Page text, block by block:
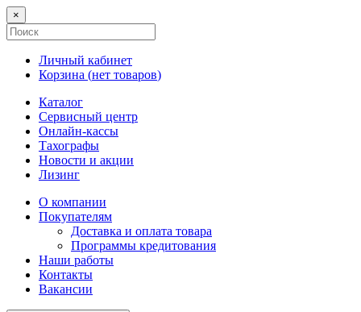
×
Личный кабинет
Корзина (нет товаров)
Каталог
Сервисный центр
Онлайн-кассы
Тахографы
Новости и акции
Лизинг
О компании
Покупателям
Доставка и оплата товара
Программы кредитования
Наши работы
Контакты
Вакансии